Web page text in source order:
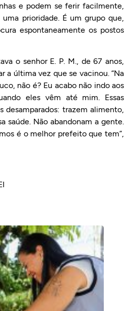
e podem se ferir facilmente,
prioridade. É um grupo que,
espontaneamente os postos
o senhor E. P. M., de 67 anos,
a última vez que se vacinou. “Na
não é? Eu acabo não indo aos
eles vêm até mim. Essas
desamparados: trazem alimento,
saúde. Não abandonam a gente.
é o melhor prefeito que tem”,